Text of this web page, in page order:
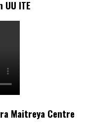
ITE
Maitreya Centre